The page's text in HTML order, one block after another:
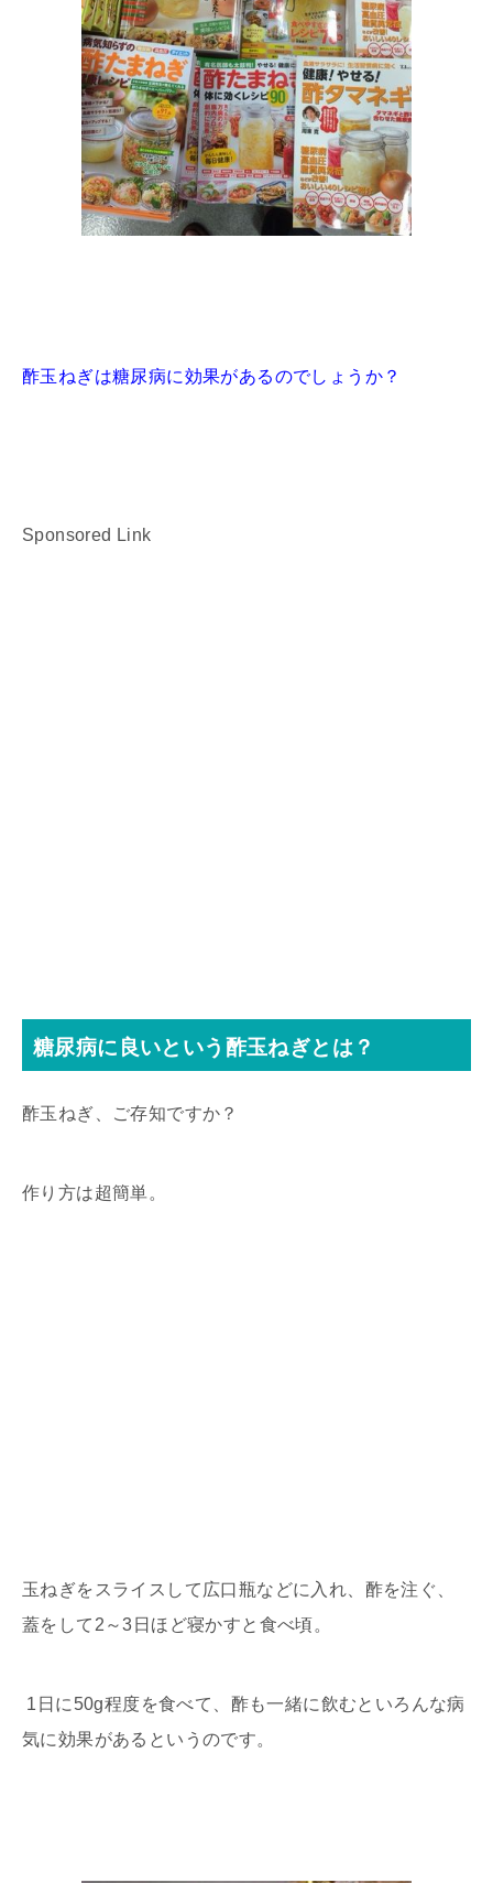
酢玉ねぎは糖尿病に効果があるのでしょうか？
Sponsored Link
糖尿病に良いという酢玉ねぎとは？
酢玉ねぎ、ご存知ですか？
作り方は超簡単。
玉ねぎをスライスして広口瓶などに入れ、酢を注ぐ、
蓋をして2～3日ほど寝かすと食べ頃。
1日に50g程度を食べて、酢も一緒に飲むといろんな病
気に効果があるというのです。